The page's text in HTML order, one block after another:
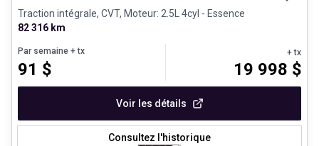
Traction intégrale, CVT, Moteur: 2.5L 4cyl - Essence
82 316 km
Par semaine + tx
91 $
+ tx
19 998 $
Voir les détails
Consultez l'historique